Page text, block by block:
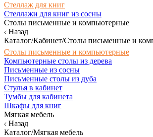
Стеллаж для книг
Стеллажи для книг из сосны
Столы письменные и компьютерные
Назад
Каталог/Кабинет/Столы письменные и
Столы письменные и компьютерные
Компьютерные столы из дерева
Письменные из сосны
Письменные столы из дуба
Стулья в кабинет
Тумбы для кабинета
Шкафы для книг
Мягкая мебель
Назад
Каталог/Мягкая мебель